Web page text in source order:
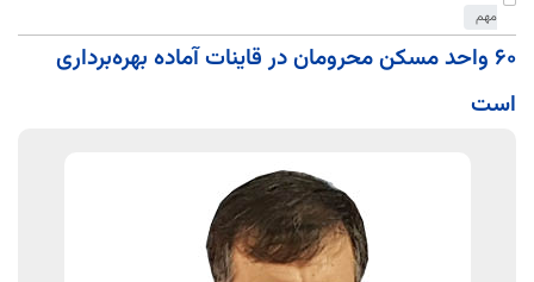
مهم
۶۰ واحد مسکن محرومان در قاینات آماده بهره‌برداری
است